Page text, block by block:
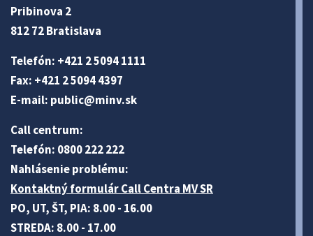
Pribinova 2
812 72 Bratislava
Telefón: +421 2 5094 1111
Fax: +421 2 5094 4397
E-mail: public@minv.sk
Call centrum:
Telefón: 0800 222 222
Nahlásenie problému:
Kontaktný formulár Call Centra MV SR
PO, UT, ŠT, PIA: 8.00 - 16.00
STREDA: 8.00 - 17.00